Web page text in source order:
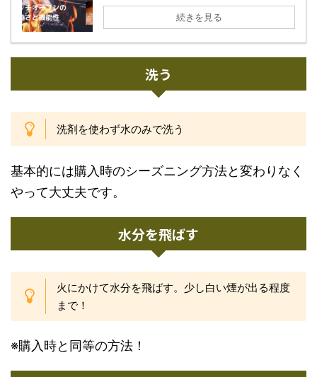
続きを見る
洗う
洗剤を使わず水のみで洗う
基本的には購入時のシーズニング方法と変わりなく
やって大丈夫です。
水分を飛ばす
火にかけて水分を飛ばす。少し白い煙が出る程度
まで！
※購入時と同等の方法！